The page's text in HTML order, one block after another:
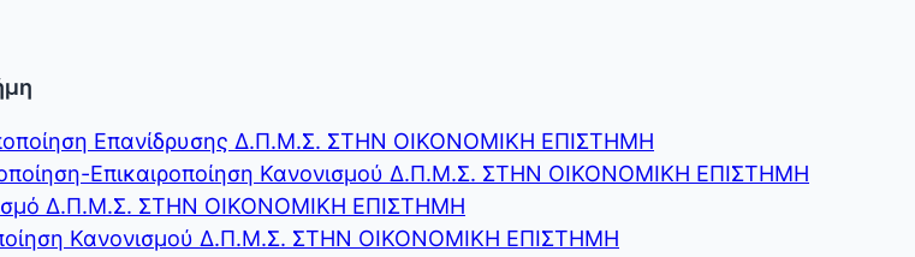
Επανίδρυσης Δ.Π.Μ.Σ. ΣΤΗΝ ΟΙΚΟΝΟΜΙΚΗ ΕΠΙΣΤΗΜΗ
Επικαιροποίηση Κανονισμού Δ.Π.Μ.Σ. ΣΤΗΝ ΟΙΚΟΝΟΜΙΚΗ ΕΠΙΣΤΗΜΗ
Δ.Π.Μ.Σ. ΣΤΗΝ ΟΙΚΟΝΟΜΙΚΗ ΕΠΙΣΤΗΜΗ
Κανονισμού Δ.Π.Μ.Σ. ΣΤΗΝ ΟΙΚΟΝΟΜΙΚΗ ΕΠΙΣΤΗΜΗ